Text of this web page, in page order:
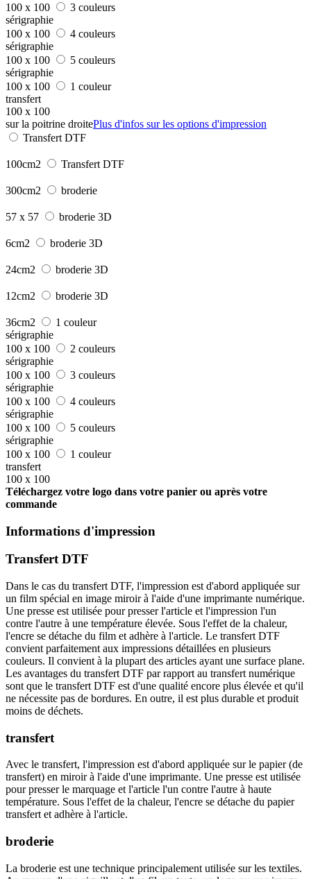
100 x 100
3 couleurs
sérigraphie
100 x 100
4 couleurs
sérigraphie
100 x 100
5 couleurs
sérigraphie
100 x 100
1 couleur
transfert
100 x 100
sur la poitrine droitePlus d'infos sur les options d'impression
Transfert DTF
100cm2 Transfert DTF
300cm2 broderie
57 x 57 broderie 3D
6cm2 broderie 3D
24cm2 broderie 3D
12cm2 broderie 3D
36cm2
1 couleur
sérigraphie
100 x 100
2 couleurs
sérigraphie
100 x 100
3 couleurs
sérigraphie
100 x 100
4 couleurs
sérigraphie
100 x 100
5 couleurs
sérigraphie
100 x 100
1 couleur
transfert
100 x 100
Téléchargez votre logo dans votre panier ou après votre
commande
Informations d'impression
Transfert DTF
Dans le cas du transfert DTF, l'impression est d'abord appliquée sur
un film spécial en image miroir à l'aide d'une imprimante numérique.
Une presse est utilisée pour presser l'article et l'impression l'un
contre l'autre à une température élevée. Sous l'effet de la chaleur,
l'encre se détache du film et adhère à l'article. Le transfert DTF
convient parfaitement aux impressions détaillées en plusieurs
couleurs. Il convient à la plupart des articles ayant une surface plane.
Les avantages du transfert DTF par rapport au transfert numérique
sont que le transfert DTF est d'une qualité encore plus élevée et qu'il
ne nécessite pas de bordures. En outre, il est plus durable et produit
moins de déchets.
transfert
Avec le transfert, l'impression est d'abord appliquée sur le papier (de
transfert) en miroir à l'aide d'une imprimante. Une presse est utilisée
pour presser le marquage et l'article l'un contre l'autre à haute
température. Sous l'effet de la chaleur, l'encre se détache du papier
transfert et adhère à l'article.
broderie
La broderie est une technique principalement utilisée sur les textiles.